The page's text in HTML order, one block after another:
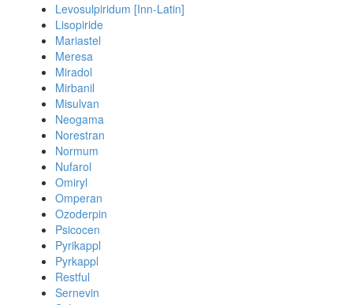
Levosulpiridum [Inn-Latin]
Lisopiride
Mariastel
Meresa
Miradol
Mirbanil
Misulvan
Neogama
Norestran
Normum
Nufarol
Omiryl
Omperan
Ozoderpin
Psicocen
Pyrikappl
Pyrkappl
Restful
Sernevin